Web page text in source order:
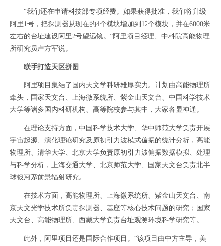
“我们还在申请科技部专项经费。如果获得批准，我们将升级
阿里1号，把探测器从现在的4个模块增加到12个模块，并在6000米
左右的台址建设阿里2号望远镜。”阿里项目经理、中科院高能物理
所研究员卢方军说。
联手打造天区拼图
阿里项目集结了国内天文学科研雄厚实力。计划由高能物理所
牵头，国家天文台、上海微系统所、紫金山天文台、中国科学技术
大学等诸多国内科研机构、高等院校参与其中，大家各显神通。
在理论支持方面，中国科学技术大学、华中师范大学负责开展
宇宙起源、演化理论研究及原初引力波模式偏振的统计分析，高能
物理所、清华大学、北京大学负责原初引力波偏振数据模拟、处理
与科学分析，上海交通大学、北京师范大学、国家天文台负责北半
球银河系前景辐射研究。
在技术方面，高能物理所、上海微系统所、紫金山天文台、南
京天文光学技术所负责探测器、基座等核心技术问题的研究；国家
天文台、高能物理所、西藏大学负责台址观测环境科学研究等。
此外，阿里项目还是国际合作项目。“该项目由中方主导，美